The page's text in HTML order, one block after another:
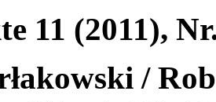
11 (2011),
/